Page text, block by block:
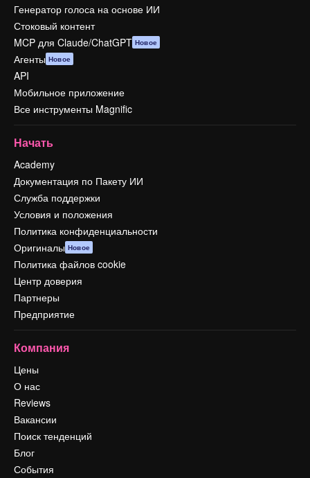
Генератор голоса на основе ИИ
Стоковый контент
MCP для Claude/ChatGPT Новое
Агенты Новое
API
Мобильное приложение
Все инструменты Magnific
Начать
Academy
Документация по Пакету ИИ
Служба поддержки
Условия и положения
Политика конфиденциальности
Оригиналы Новое
Политика файлов cookie
Центр доверия
Партнеры
Предприятие
Компания
Цены
О нас
Reviews
Вакансии
Поиск тенденций
Блог
События